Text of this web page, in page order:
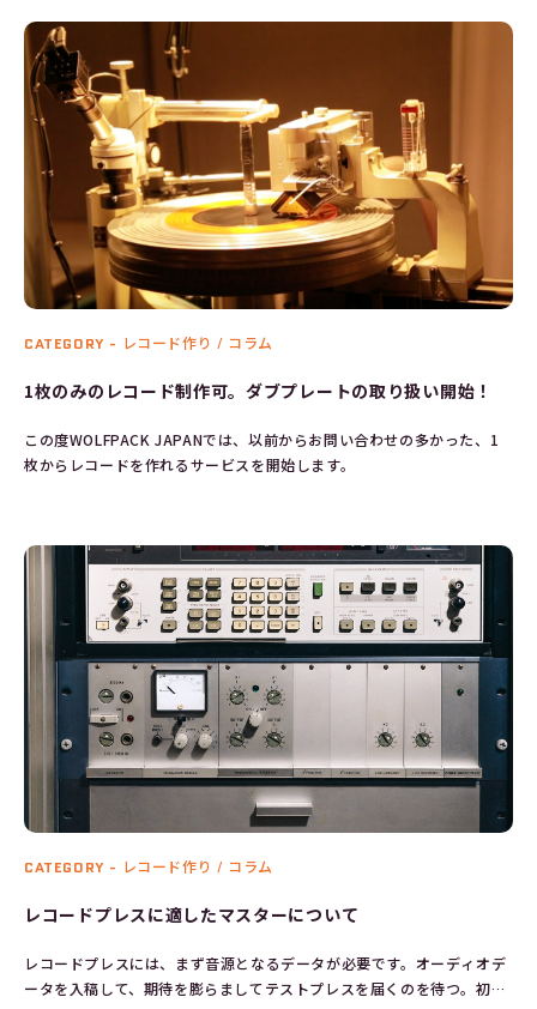
CATEGORY - レコード作り / コラム
1枚のみのレコード制作可。ダブプレートの取り扱い開始！
この度WOLFPACK JAPANでは、以前からお問い合わせの多かった、1
枚からレコードを作れるサービスを開始します。
CATEGORY - レコード作り / コラム
レコードプレスに適したマスターについて
レコードプレスには、まず音源となるデータが必要です。オーディオデ
ータを入稿して、期待を膨らましてテストプレスを届くのを待つ。初め